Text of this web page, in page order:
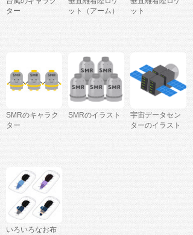
ター
ット（アーム）
ット
SMRのキャラク
ター
SMRのイラスト
宇宙データセン
ターのイラスト
いろいろなお布